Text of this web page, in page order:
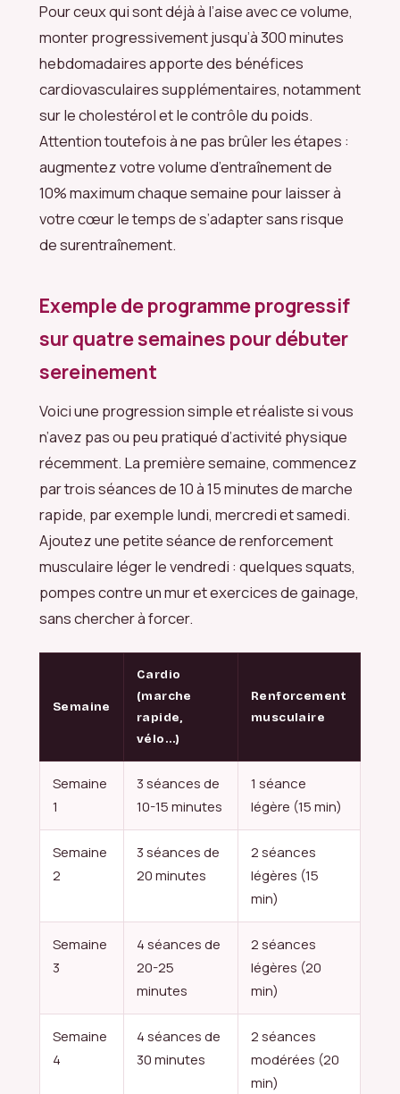
Pour ceux qui sont déjà à l’aise avec ce volume,
monter progressivement jusqu’à 300 minutes
hebdomadaires apporte des bénéfices
cardiovasculaires supplémentaires, notamment
sur le cholestérol et le contrôle du poids.
Attention toutefois à ne pas brûler les étapes :
augmentez votre volume d’entraînement de
10% maximum chaque semaine pour laisser à
votre cœur le temps de s’adapter sans risque
de surentraînement.
Exemple de programme progressif
sur quatre semaines pour débuter
sereinement
Voici une progression simple et réaliste si vous
n’avez pas ou peu pratiqué d’activité physique
récemment. La première semaine, commencez
par trois séances de 10 à 15 minutes de marche
rapide, par exemple lundi, mercredi et samedi.
Ajoutez une petite séance de renforcement
musculaire léger le vendredi : quelques squats,
pompes contre un mur et exercices de gainage,
sans chercher à forcer.
Semaine
Cardio
(marche
rapide,
vélo…)
Renforcement
musculaire
Semaine
1
3 séances de
10-15 minutes
1 séance
légère (15 min)
Semaine
2
3 séances de
20 minutes
2 séances
légères (15
min)
Semaine
3
4 séances de
20-25
minutes
2 séances
légères (20
min)
Semaine
4
4 séances de
30 minutes
2 séances
modérées (20
min)